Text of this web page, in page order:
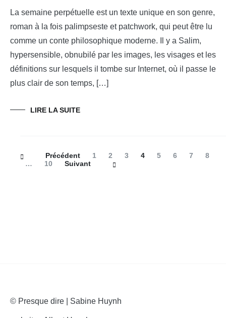
La semaine perpétuelle est un texte unique en son genre,
roman à la fois palimpseste et patchwork, qui peut être lu
comme un conte philosophique moderne. Il y a Salim,
hypersensible, obnubilé par les images, les visages et les
définitions sur lesquels il tombe sur Internet, où il passe le
plus clair de son temps, […]
LIRE LA SUITE
NavigationPrécédent Page
1 Page
2 Page
3 Page
4 Page
5 Page
6 Page
7 Page
8
…
Page
10 Suivant
© Presque dire | Sabine Huynh